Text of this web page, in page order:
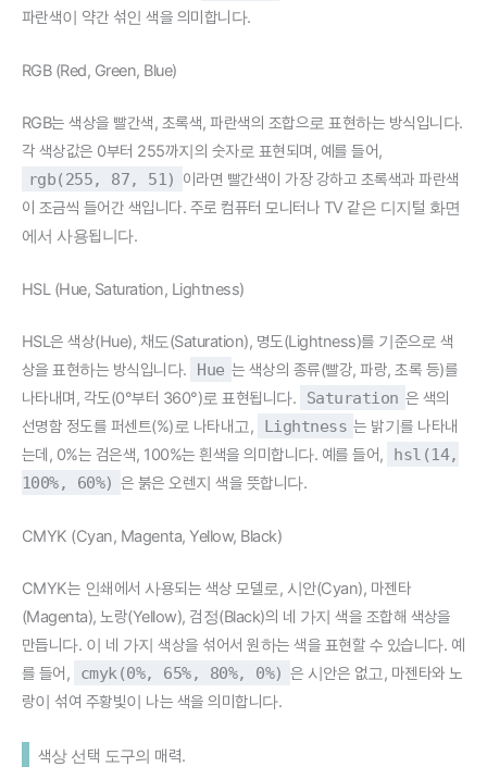
파란색이 약간 섞인 색을 의미합니다.
RGB (Red, Green, Blue)
RGB는 색상을 빨간색, 초록색, 파란색의 조합으로 표현하는 방식입니다.
각 색상값은 0부터 255까지의 숫자로 표현되며, 예를 들어,
rgb(255, 87, 51) 이라면 빨간색이 가장 강하고 초록색과 파란색
이 조금씩 들어간 색입니다. 주로 컴퓨터 모니터나 TV 같은 디지털 화면
에서 사용됩니다.
HSL (Hue, Saturation, Lightness)
HSL은 색상(Hue), 채도(Saturation), 명도(Lightness)를 기준으로 색
상을 표현하는 방식입니다.
Hue 는 색상의 종류(빨강, 파랑, 초록 등)를
나타내며, 각도(0°부터 360°)로 표현됩니다.
Saturation 은 색의
선명함 정도를 퍼센트(%)로 나타내고,
Lightness 는 밝기를 나타내
는데, 0%는 검은색, 100%는 흰색을 의미합니다. 예를 들어,
hsl(14,
100%, 60%) 은 붉은 오렌지 색을 뜻합니다.
CMYK (Cyan, Magenta, Yellow, Black)
CMYK는 인쇄에서 사용되는 색상 모델로, 시안(Cyan), 마젠타
(Magenta), 노랑(Yellow), 검정(Black)의 네 가지 색을 조합해 색상을
만듭니다. 이 네 가지 색상을 섞어서 원하는 색을 표현할 수 있습니다. 예
를 들어,
cmyk(0%, 65%, 80%, 0%) 은 시안은 없고, 마젠타와 노
랑이 섞여 주황빛이 나는 색을 의미합니다.
색상 선택 도구의 매력.